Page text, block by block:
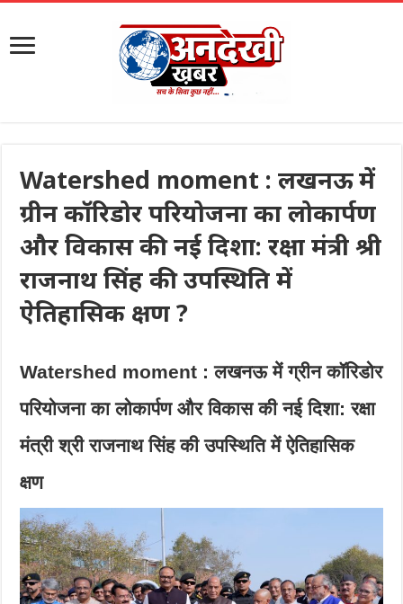
Watershed moment : लखनऊ में
ग्रीन कॉरिडोर परियोजना का लोकार्पण
और विकास की नई दिशा: रक्षा मंत्री श्री
राजनाथ सिंह की उपस्थिति में
ऐतिहासिक क्षण ?
Watershed moment : लखनऊ में ग्रीन कॉरिडोर
परियोजना का लोकार्पण और विकास की नई दिशा: रक्षा
मंत्री श्री राजनाथ सिंह की उपस्थिति में ऐतिहासिक
क्षण